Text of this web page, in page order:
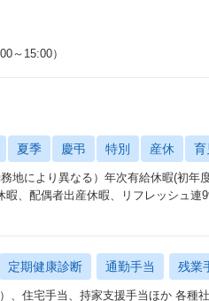
～15:00）
夏季 慶弔 特別 産休 育
地により異なる）年次有給休暇(初年
、配偶者出産休暇、リフレッシュ連
定期健康診断 通勤手当 残業
、住宅手当、持家支援手当ほか 各種